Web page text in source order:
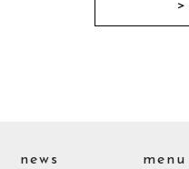
＞
news menu